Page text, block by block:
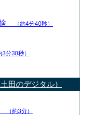
捨 （約4分40秒）
3分30秒）
田のデジタル）
（約3分）